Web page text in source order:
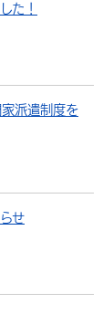
た！
家派遣制度を
せ